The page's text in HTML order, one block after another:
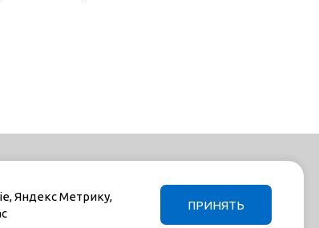
Яндекс Метрику,
ПРИНЯТЬ